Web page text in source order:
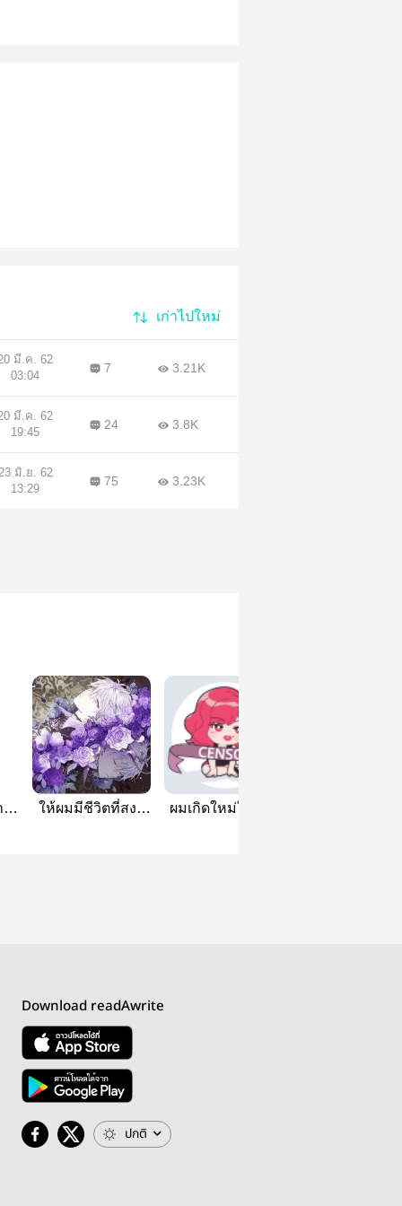
เก่าไปใหม่
มี.ค. 62
03:04
7 3.21K
มี.ค. 62
19:45
24 3.8K
23 มิ.ย. 62
13:29
75 3.23K
ง
ให้ผมมีชีวิตที่สงบ
ผมเกิดใหม่ในเกม
Download readAwrite
ปกติ